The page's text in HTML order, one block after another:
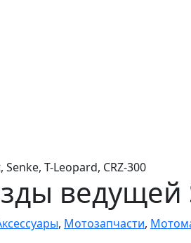
T-Leopard, CRZ-300
ведущей
, Мотозапчасти,